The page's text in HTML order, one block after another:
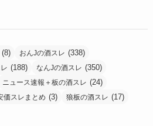
(8) おんJの酒スレ (338)
(188) なんJの酒スレ (350)
ニュース速報＋板の酒スレ (24)
価スレまとめ (3) 狼板の酒スレ (17)